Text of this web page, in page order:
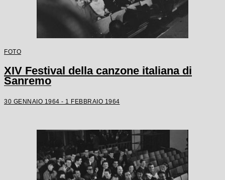
FOTO
XIV Festival della canzone italiana di
Sanremo
30 GENNAIO 1964 - 1 FEBBRAIO 1964